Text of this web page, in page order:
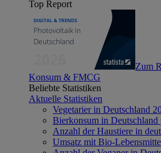
Top Report
Zum
Konsum & FMCG
Beliebte Statistiken
Aktuelle Statistiken
Vegetarier in Deutschland
Bierkonsum in
Anzahl der Haustiere in
Umsatz mit Bio-